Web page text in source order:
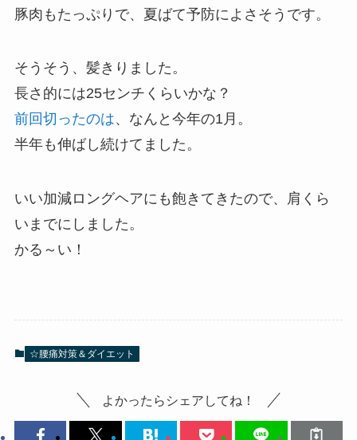
豚肉もたっぷりで、夏ばて予防によさそうです。
そうそう、髪きりました。
長さ的には25センチくらいかな？
前回切ったのは、なんと今年の1月。
半年も伸ばし続けてました。
いい加減ロングヘアにも飽きてきたので、肩くら
いまでにしました。
かる～い！
☆腰痛対策＆ダイエット
よかったらシェアしてね！